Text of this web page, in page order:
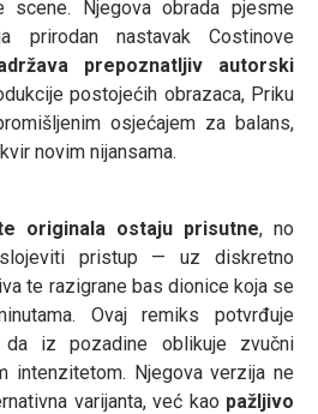
scene. Njegova obrada pjesme
prirodan nastavak Costinove
prepoznatljiv autorski
postojećih obrazaca, Priku
osjećajem za balans,
novim nijansama.
originala ostaju prisutne, no
pristup — uz diskretno
te razigrane bas dionice koja se
Ovaj remiks potvrđuje
da iz pozadine oblikuje zvučni
intenzitetom. Njegova verzija ne
varijanta, već kao pažljivo